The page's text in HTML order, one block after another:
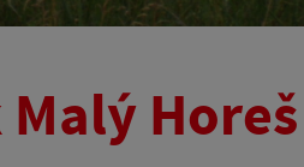
Horeš